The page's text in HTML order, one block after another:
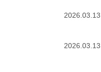
2026.03.13
2026.03.13